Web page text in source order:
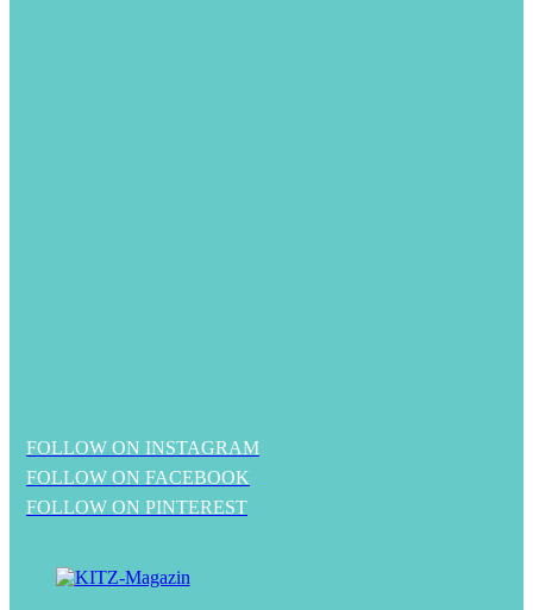
FOLLOW ON INSTAGRAM
FOLLOW ON FACEBOOK
FOLLOW ON PINTEREST